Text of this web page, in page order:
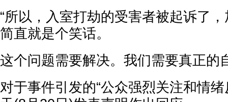
“所以，入室打劫的受害者被起诉了
简直就是个笑话。
这个问题需要解决。我们需要真正的
对于事件引发的“公众强烈关注和情